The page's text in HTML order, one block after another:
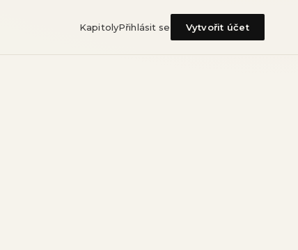
KapitolyPřihlásit se Vytvořit účet